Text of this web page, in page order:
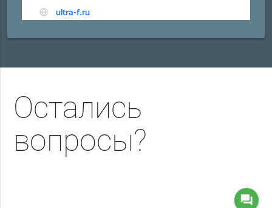
Остались
вопросы?
question_answer